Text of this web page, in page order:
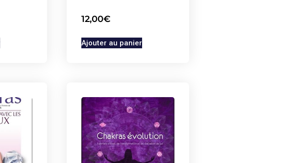
12,00€
Ajouter au panier